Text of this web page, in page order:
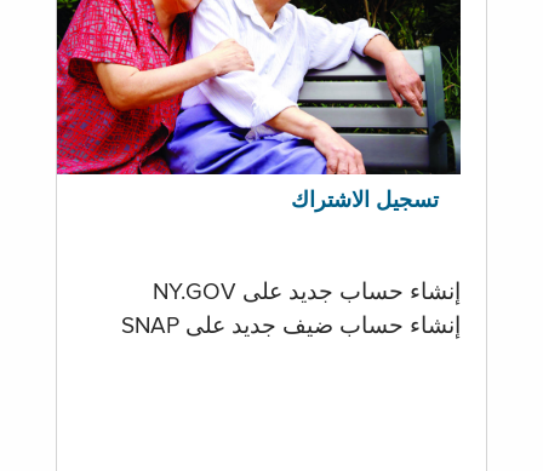
تسجيل الاشتراك
إنشاء حساب جديد على NY.GOV
إنشاء حساب ضيف جديد على SNAP